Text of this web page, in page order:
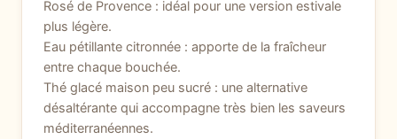
Rosé de Provence : idéal pour une version estivale
plus légère.
Eau pétillante citronnée : apporte de la fraîcheur
entre chaque bouchée.
Thé glacé maison peu sucré : une alternative
désaltérante qui accompagne très bien les saveurs
méditerranéennes.